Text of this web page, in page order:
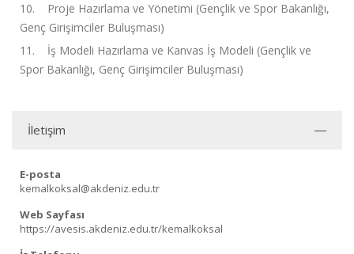
10. Proje Hazırlama ve Yönetimi (Gençlik ve Spor Bakanlığı,
Genç Girişimciler Buluşması)
11. İş Modeli Hazırlama ve Kanvas İş Modeli (Gençlik ve
Spor Bakanlığı, Genç Girişimciler Buluşması)
İletişim
E-posta
kemalkoksal@akdeniz.edu.tr
Web Sayfası
https://avesis.akdeniz.edu.tr/kemalkoksal